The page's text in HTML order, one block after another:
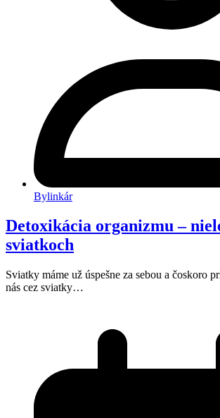
Bylinkár
Detoxikácia organizmu –
sviatkoch
Sviatky máme už úspešne za sebou a čoskoro
nás cez sviatky…